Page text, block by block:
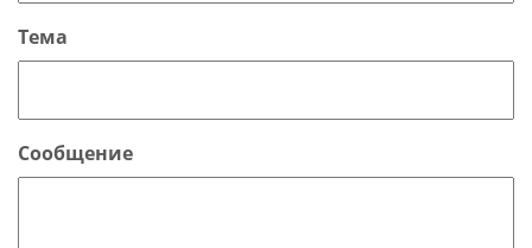
Тема
Сообщение